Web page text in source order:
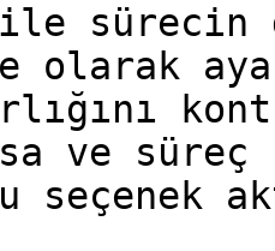
sürecin
olarak
ve süreç
seçenek